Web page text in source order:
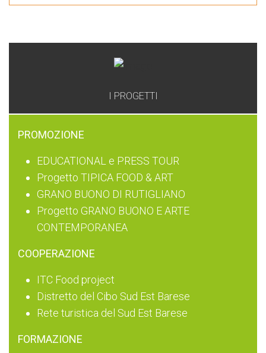
I PROGETTI
PROMOZIONE
EDUCATIONAL e PRESS TOUR
Progetto TIPICA FOOD & ART
GRANO BUONO DI RUTIGLIANO
Progetto GRANO BUONO E ARTE
CONTEMPORANEA
COOPERAZIONE
ITC Food project
Distretto del Cibo Sud Est Barese
Rete turistica del Sud Est Barese
FORMAZIONE